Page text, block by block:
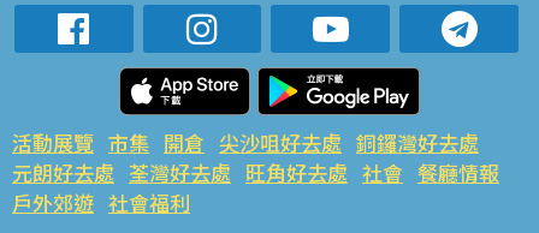
活動展覽 市集 開倉 尖沙咀好去處 銅鑼灣好去處
元朗好去處 荃灣好去處 旺角好去處 社會 餐廳情報
戶外郊遊 社會福利